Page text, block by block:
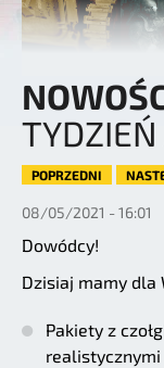
TYDZIEŃ
POPRZEDNI
08/05/2021 - 16:01
Dowódcy!
Dzisiaj mamy dla
Pakiety z